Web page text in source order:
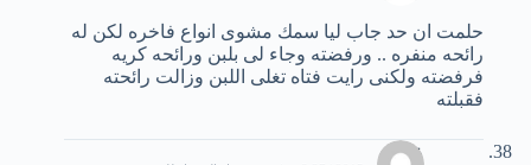
حلمت ان حد جاب ليا سمك مشوى انواع فاخره لكن له
رائحه منفره .. ورفضته وجاء لى بلبن ورائحه كريه
فرفضته ولكنى رايت فتاه تغلى اللبن وزالت رائحته
فقبلته
عدي